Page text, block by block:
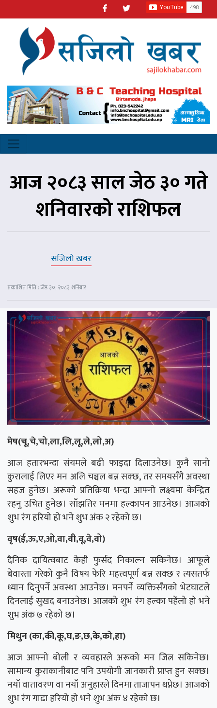
आज २०८३ साल जेठ ३० गते
शनिवारको राशिफल
सजिलो खबर
प्रकाशित मिति : जेष्ठ ३०, २०८३ शनिबार
मेष(चू,चे,चो,ला,लि,लू,ले,लो,अ)
आज हतारभन्दा संयमले बढी फाइदा दिलाउनेछ। कुनै सानो
कुरालाई लिएर मन अलि चञ्चल बन्न सक्छ, तर समयसँगै अवस्था
सहज हुनेछ। अरूको प्रतिक्रिया भन्दा आफ्नो लक्ष्यमा केन्द्रित
रहनु उचित हुनेछ। साँझतिर मनमा हल्कापन आउनेछ। आजको
शुभ रंग हरियो हो भने शुभ अंक २ रहेको छ।
वृष(ई,ऊ,ए,ओ,वा,वी,वू,वे,वो)
दैनिक दायित्वबाट केही फुर्सद निकाल्न सकिनेछ। आफूले
बेवास्ता गरेको कुनै विषय फेरि महत्त्वपूर्ण बन्न सक्छ र त्यसतर्फ
ध्यान दिनुपर्ने अवस्था आउनेछ। मनपर्ने व्यक्तिसँगको भेटघाटले
दिनलाई सुखद बनाउनेछ। आजको शुभ रंग हल्का पहेंलो हो भने
शुभ अंक ७ रहेको छ।
मिथुन (का,की,कू,घ,ङ,छ,के,को,हा)
आज आफ्नो बोली र व्यवहारले अरूको मन जित्न सकिनेछ।
सामान्य कुराकानीबाट पनि उपयोगी जानकारी प्राप्त हुन सक्छ।
नयाँ वातावरण वा नयाँ अनुहारले दिनमा ताजापन थप्नेछ। आजको
शुभ रंग गाढा हरियो हो भने शुभ अंक ४ रहेको छ।